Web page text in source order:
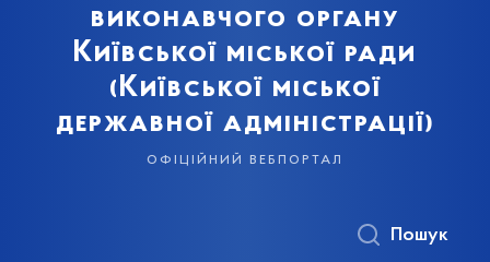
виконавчого органу
Київської міської ради
(Київської міської
державної адміністрації)
офіційний вебпортал
Пошук